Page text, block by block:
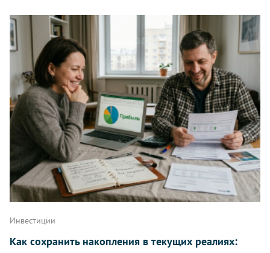
Инвестиции
Как сохранить накопления в текущих реалиях: